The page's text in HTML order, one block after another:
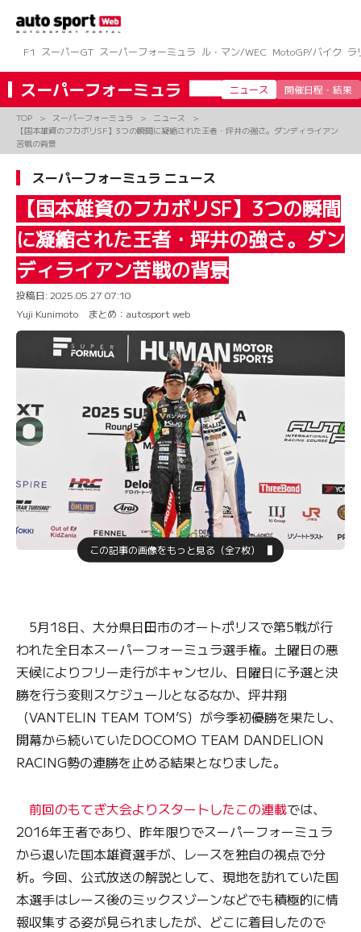
ツ
へ
ス
キ
F1 スーパーGT スーパーフォーミュラ ル・マン/WEC MotoGP/バイク ラ
スーパーフォーミュラ ニュース 開催日程・結果
TOP スーパーフォーミュラ
ニュース
【国本雄資のフカボリSF】3つの瞬間に凝縮された王者・坪井の強さ。ダンディライアン
苦戦の背景
スーパーフォーミュラ ニュース
【国本雄資のフカボリSF】3つの瞬間
に凝縮された王者・坪井の強さ。ダン
ディライアン苦戦の背景
投稿日: 2025.05.27 07:10
Yuji Kunimoto まとめ：autosport web
この記事の画像をもっと見る（全7枚）
5月18日、大分県日田市のオートポリスで第5戦が行
われた全日本スーパーフォーミュラ選手権。土曜日の悪
天候によりフリー走行がキャンセル、日曜日に予選と決
勝を行う変則スケジュールとなるなか、坪井翔
（VANTELIN TEAM TOM’S）が今季初優勝を果たし、
開幕から続いていたDOCOMO TEAM DANDELION
RACING勢の連勝を止める結果となりました。
前回のもてぎ大会よりスタートしたこの連載では、
2016年王者であり、昨年限りでスーパーフォーミュラ
から退いた国本雄資選手が、レースを独自の視点で分
析。今回、公式放送の解説として、現地を訪れていた国
本選手はレース後のミックスゾーンなどでも積極的に情
報収集する姿が見られましたが、どこに着目したので